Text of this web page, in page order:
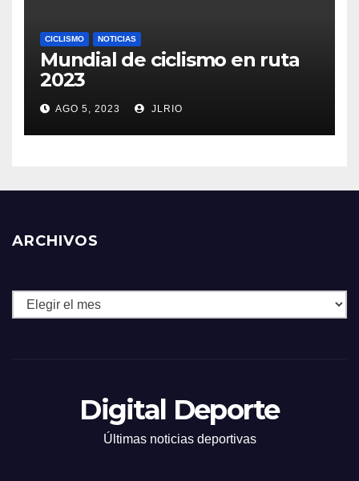
CICLISMO NOTICIAS
Mundial de ciclismo en ruta
2023
AGO 5, 2023 JLRIO
ARCHIVOS
Archivos
Digital Deporte
Últimas noticias deportivas